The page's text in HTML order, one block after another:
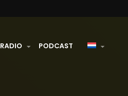
RADIO PODCAST